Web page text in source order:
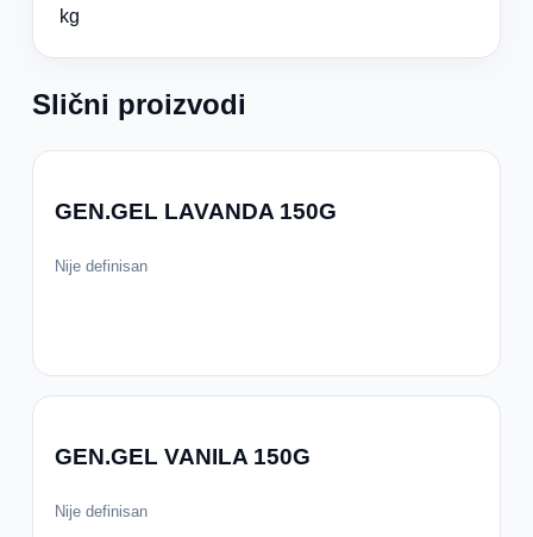
kg
Slični proizvodi
GEN.GEL LAVANDA 150G
Nije definisan
GEN.GEL VANILA 150G
Nije definisan